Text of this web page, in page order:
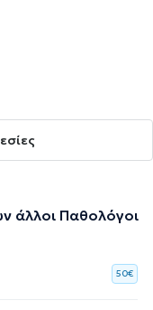
άλλοι Παθολόγοι
50€